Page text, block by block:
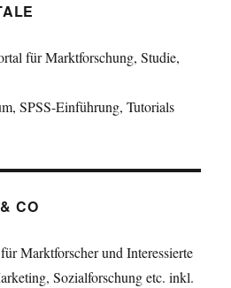
für Marktforschung, Studie,
SPSS-Einführung, Tutorials
CO
Marktforscher und Interessierte
Sozialforschung etc. inkl.